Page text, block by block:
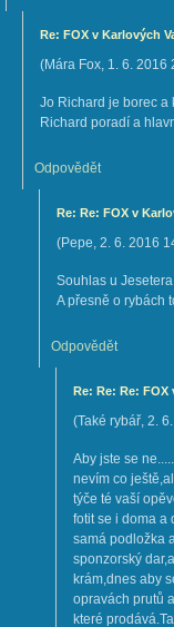
Re: FOX v Karlových
(Mára Fox, 1. 6. 2016
Jo Richard je borec a
Richard poradí a
Odpovědět
Re: Re: FOX v
(Pepe, 2. 6. 2016
Souhlas u
A přesně o rybách
Odpovědět
Re: Re: Re: FOX
(Také rybář, 2.
Aby jste se
nevím co
týče té vaší
fotit se i doma a
samá podložka
sponzorský
krám,dnes aby
opravách prutů
které